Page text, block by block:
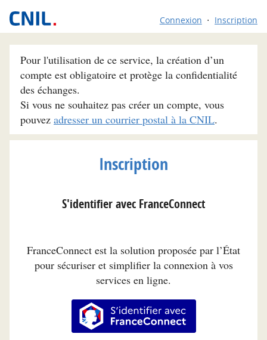
Connexion Inscription
Pour l'utilisation de ce service, la création d’un
compte est obligatoire et protège la confidentialité
des échanges.
Si vous ne souhaitez pas créer un compte, vous
pouvez adresser un courrier postal à la CNIL.
Inscription
S'identifier avec FranceConnect
FranceConnect est la solution proposée par l’État
pour sécuriser et simplifier la connexion à vos
services en ligne.
S’identifier avec